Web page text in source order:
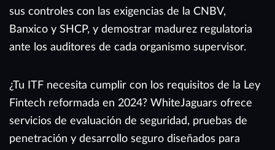
sus controles con las exigencias de la CNBV,
Banxico y SHCP, y demostrar madurez regulatoria
ante los auditores de cada organismo supervisor.
¿Tu ITF necesita cumplir con los requisitos de la Ley
Fintech reformada en 2024? WhiteJaguars ofrece
servicios de evaluación de seguridad, pruebas de
penetración y desarrollo seguro diseñados para